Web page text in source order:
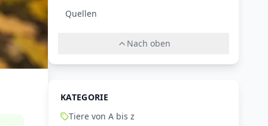
Quellen
Nach oben
KATEGORIE
Tiere von A bis z